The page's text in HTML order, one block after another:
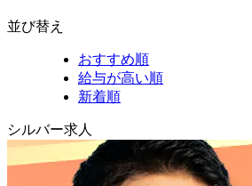
並び替え
おすすめ順
給与が高い順
新着順
シルバー求人